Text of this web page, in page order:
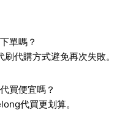
單嗎？
代購方式避免再次失敗。
買便宜嗎？
代買更划算。